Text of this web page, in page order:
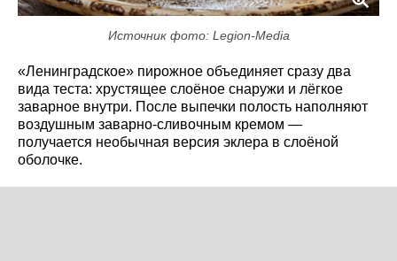
Источник фото: Legion-Media
«Ленинградское» пирожное объединяет сразу два
вида теста: хрустящее слоёное снаружи и лёгкое
заварное внутри. После выпечки полость наполняют
воздушным заварно-сливочным кремом —
получается необычная версия эклера в слоёной
оболочке.